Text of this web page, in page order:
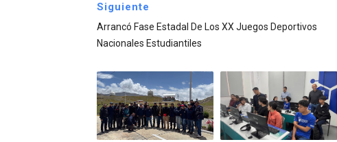
Siguiente
Arrancó Fase Estadal De Los XX Juegos Deportivos
Nacionales Estudiantiles